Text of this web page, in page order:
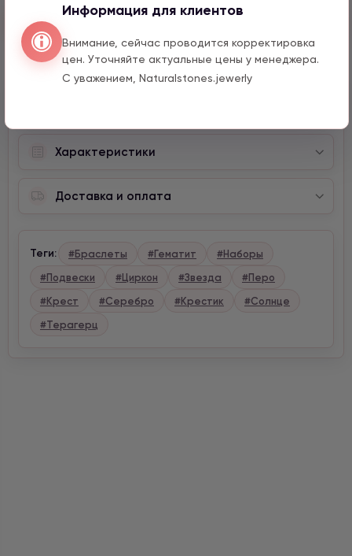
Информация для клиентов
Внимание, сейчас проводится корректировка
цен. Уточняйте актуальные цены у менеджера.
С уважением, Naturalstones.jewerly
Быстрый заказ
Характеристики
Доставка и оплата
Теги: #Браслеты #Гематит
#Наборы
#Подвески
#Циркон #Звезда
#Перо
#Крест
#Серебро #Крестик
#Солнце
#Терагерц